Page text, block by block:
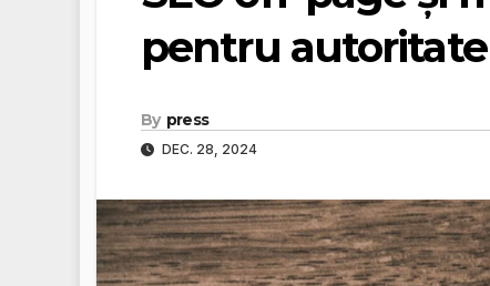
pentru autoritate
By press
DEC. 28, 2024